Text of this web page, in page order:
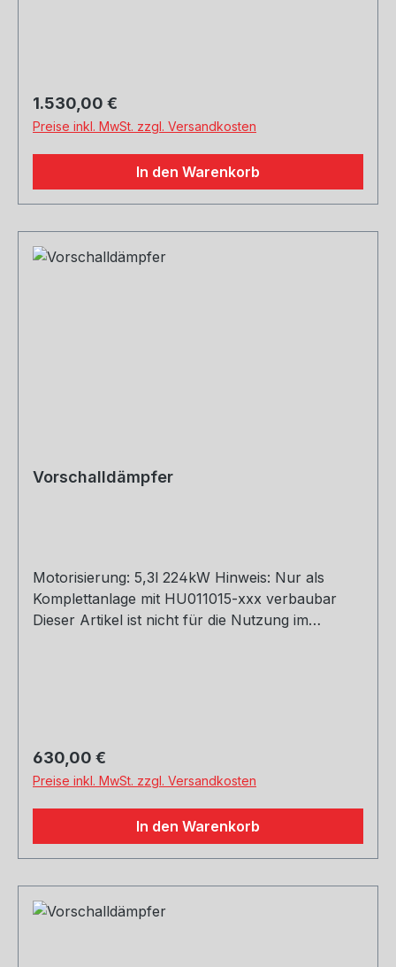
zugelassen)
Regulärer Preis:
1.530,00 €
Preise inkl. MwSt. zzgl. Versandkosten
In den Warenkorb
Vorschalldämpfer
Motorisierung: 5,3l 224kW Hinweis: Nur als
Komplettanlage mit HU011015-xxx verbaubar
Dieser Artikel ist nicht für die Nutzung im
Regulärer Preis:
630,00 €
Preise inkl. MwSt. zzgl. Versandkosten
In den Warenkorb